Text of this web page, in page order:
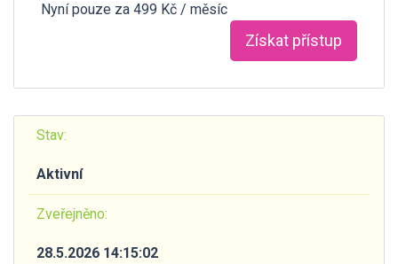
Nyní pouze za 499 Kč / měsíc
Získat přístup
Stav:
Aktivní
Zveřejněno:
28.5.2026 14:15:02